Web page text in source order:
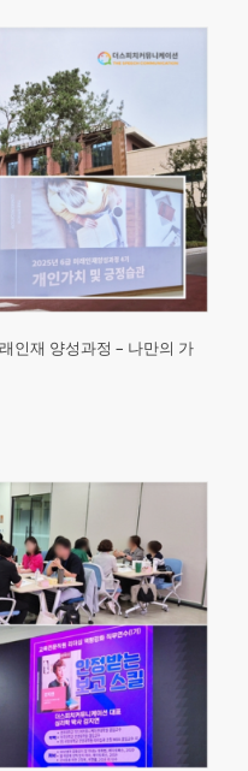
인재 양성과정 – 나만의 가